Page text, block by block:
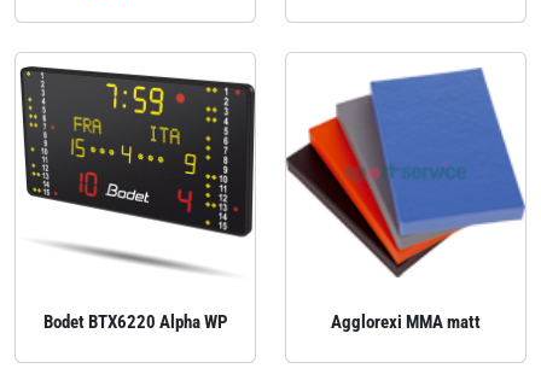
Bodet BTX6220 Alpha WP Agglorexi MMA matt